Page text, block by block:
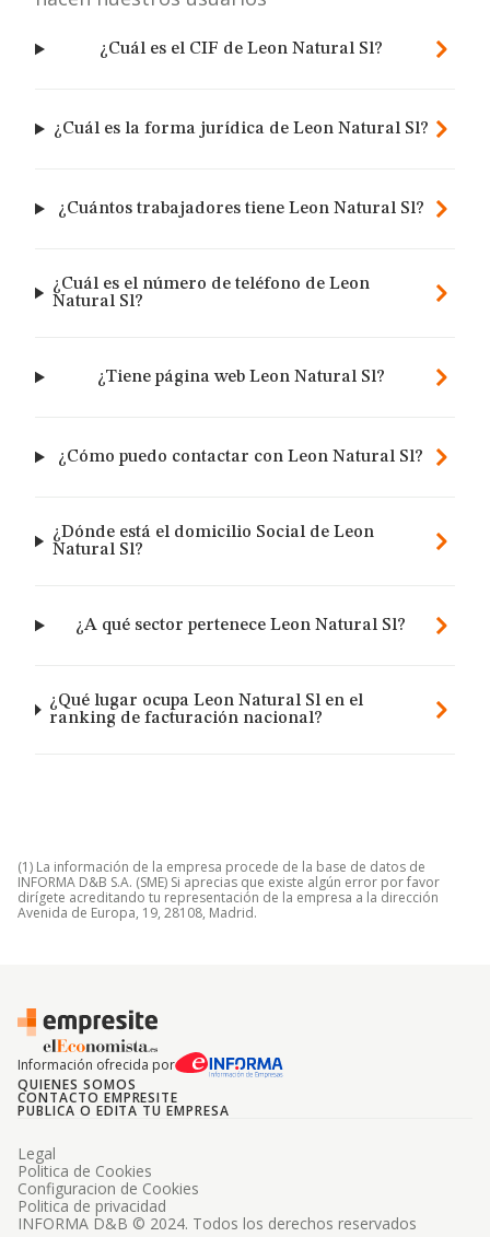
¿Cuál es el CIF de Leon Natural Sl?
¿Cuál es la forma jurídica de Leon Natural Sl?
¿Cuántos trabajadores tiene Leon Natural Sl?
¿Cuál es el número de teléfono de Leon
Natural Sl?
¿Tiene página web Leon Natural Sl?
¿Cómo puedo contactar con Leon Natural Sl?
¿Dónde está el domicilio Social de Leon
Natural Sl?
¿A qué sector pertenece Leon Natural Sl?
¿Qué lugar ocupa Leon Natural Sl en el
ranking de facturación nacional?
(1) La información de la empresa procede de la base de datos de
INFORMA D&B S.A. (SME) Si aprecias que existe algún error por favor
dirígete acreditando tu representación de la empresa a la dirección
Avenida de Europa, 19, 28108, Madrid.
Información ofrecida por
QUIENES SOMOS
CONTACTO EMPRESITE
PUBLICA O EDITA TU EMPRESA
INFORMA D&B © 2024. Todos los derechos reservados
Legal
Politica de Cookies
Configuracion de Cookies
Politica de privacidad